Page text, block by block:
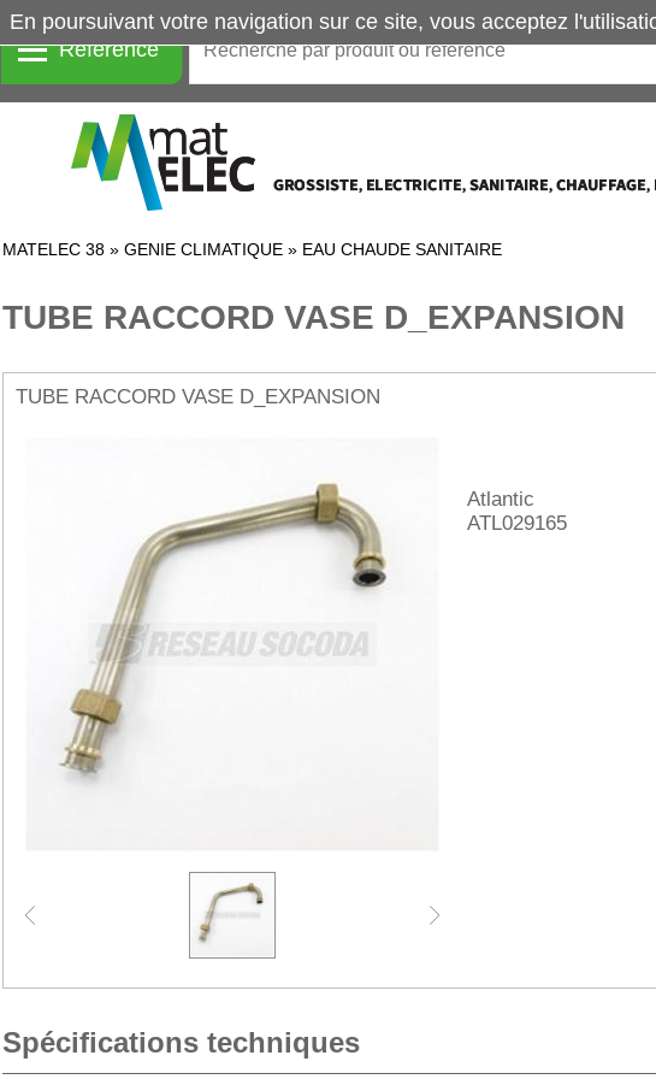
Référence
MATELEC 38 » GENIE CLIMATIQUE » EAU CHAUDE SANITAIRE
TUBE RACCORD VASE D_EXPANSION
TUBE RACCORD VASE D_EXPANSION
Atlantic
ATL029165
Spécifications techniques
En poursuivant votre navigation sur ce site, vous acceptez